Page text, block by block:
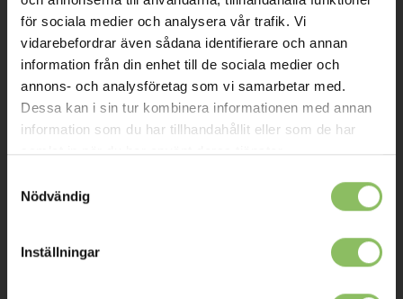
för sociala medier och analysera vår trafik. Vi
vidarebefordrar även sådana identifierare och annan
information från din enhet till de sociala medier och
annons- och analysföretag som vi samarbetar med.
Dessa kan i sin tur kombinera informationen med annan
information som du har tillhandahållit eller som de har
samlat in när du har använt deras tjänster.
Nödvändig
Inställningar
INFORMATION
Om oss
Kontakt
Mitt konto
Leverans
Reklamation